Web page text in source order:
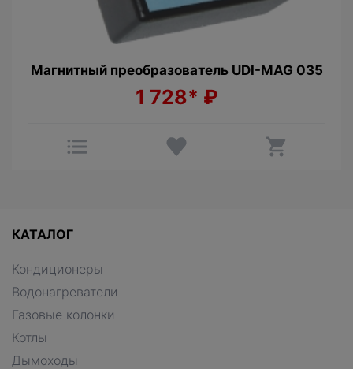
Магнитный преобразователь UDI-MAG 035
1 728* ₽
КАТАЛОГ
Кондиционеры
Водонагреватели
Газовые колонки
Котлы
Дымоходы